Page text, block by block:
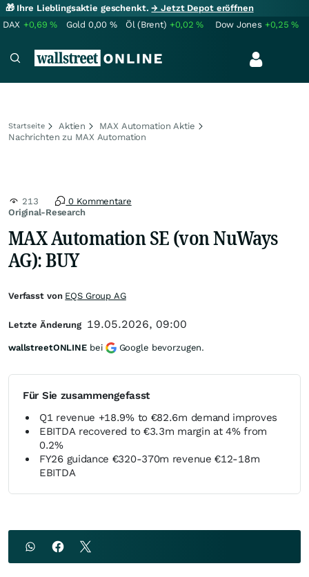
🎁 Ihre Lieblingsaktie geschenkt.→ Jetzt Depot eröffnen
DAX +0,69% Gold 0,00 % Öl (Brent) +0,02% Dow Jones +0,25%
Startseite Aktien
MAX Automation Aktie
Nachrichten zu MAX Automation
Original-Research
213 0 Kommentare
MAX Automation SE (von NuWays
AG): BUY
Für Sie zusammengefasst
Q1 revenue +18.9% to €82.6m demand improves
EBITDA recovered to €3.3m margin at 4% from
0.2%
FY26 guidance €320-370m revenue €12-18m
EBITDA
Verfasst von EQS Group AG
Letzte Änderung 19.05.2026, 09:00
wallstreetONLINE bei Google bevorzugen.